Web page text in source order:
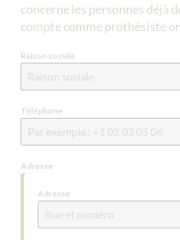
concerne les personnes déjà
compte comme prothésiste
Raison sociale
Téléphone
Adresse
Adresse